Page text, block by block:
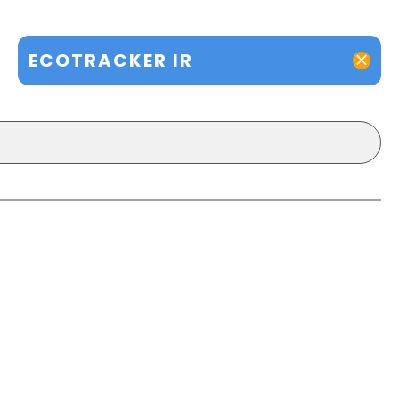
ECOTRACKER IR